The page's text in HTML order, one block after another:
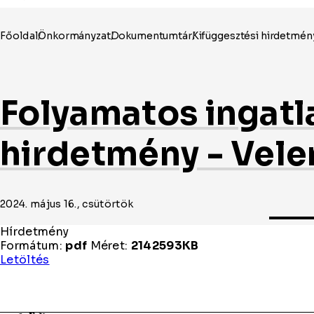
Folyamatos
hirdetmény -
2024. május 16., csütörtök
Hírdetmény
Formátum: pdf Méret: 2142593KB
Letöltés